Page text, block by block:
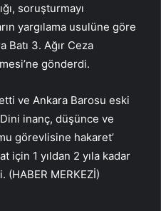
soruşturmayı
yargılama usulüne göre
Batı 3. Ağır Ceza
gönderdi.
ve Ankara Barosu eski
inanç, düşünce ve
görevlisine hakaret’
için 1 yıldan 2 yıla kadar
MERKEZİ)